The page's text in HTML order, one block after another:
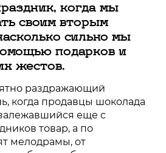
когда мы
своим вторым
сильно мы
подарков и
жестов.
раздражающий
когда продавцы шоколада
еще с
товар, а по
мелодрамы, от